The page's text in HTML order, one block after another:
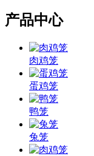
产品中心
肉鸡笼
蛋鸡笼
鸭笼
兔笼